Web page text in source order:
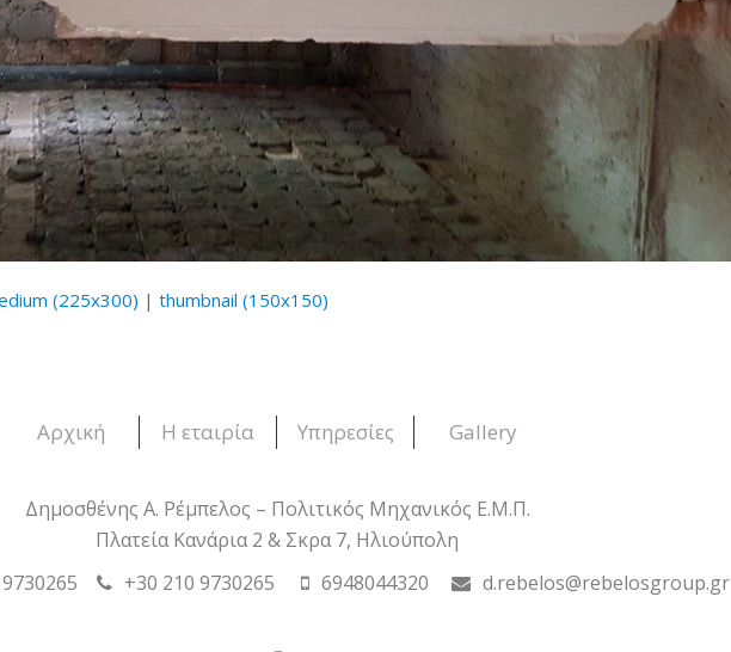
(225x300) | thumbnail (150x150)
Αρχική Η εταιρία Υπηρεσίες Gallery
Δημοσθένης Α. Ρέμπελος – Πολιτικός Μηχανικός Ε.Μ.Π.
Πλατεία Κανάρια 2 & Σκρα 7, Ηλιούπολη
+30 210 9730265
6948044320 d.rebelos@rebelosgroup.gr